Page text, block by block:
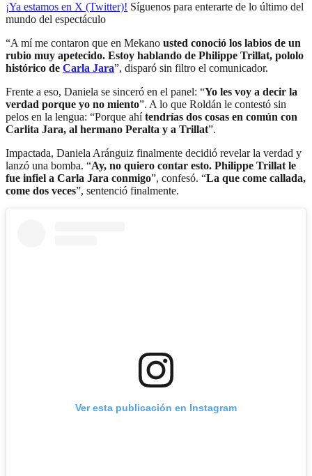
¡Ya estamos en X (Twitter)! Síguenos para enterarte de lo último del
mundo del espectáculo
“A mí me contaron que en Mekano usted conoció los labios de un
rubio muy apetecido. Estoy hablando de Philippe Trillat, pololo
histórico de Carla Jara”, disparó sin filtro el comunicador.
Frente a eso, Daniela se sinceró en el panel: “Yo les voy a decir la
verdad porque yo no miento”. A lo que Roldán le contestó sin
pelos en la lengua: “Porque ahítendrías dos cosas en común con
Carlita Jara, al hermano Peralta y a Trillat”.
Impactada, Daniela Aránguiz finalmente decidió revelar la verdad y
lanzó una bomba. “Ay, no quiero contar esto. Philippe Trillat le
fue infiel a Carla Jara conmigo”, confesó. “La que come callada,
come dos veces”, sentenció finalmente.
Ver esta publicación en Instagram